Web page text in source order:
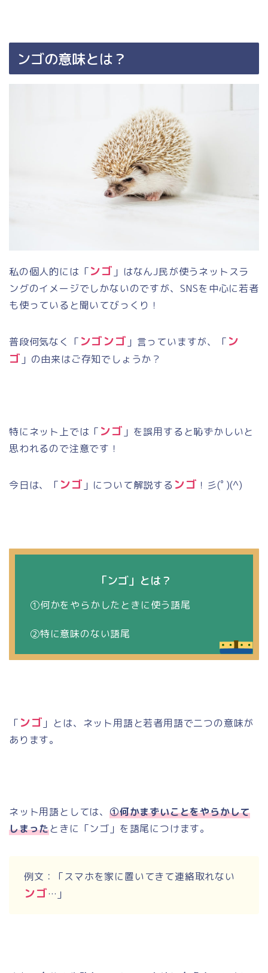
ンゴの意味とは？
私の個人的には「ンゴ 」はなんJ民が使うネットスラ
ングのイメージでしかないのですが、 SNSを中心に若者
も使っていると聞いてびっくり！
普段何気なく「 ンゴンゴ 」言っていますが、「 ン
ゴ 」の由来はご存知でしょうか？
特にネット上では「 ンゴ 」を誤用すると恥ずかしいと
思われるので注意です！
今日は、「 ンゴ 」について解説する ンゴ ！彡(ﾟ )(^)
「ンゴ」とは？
①何かをやらかしたときに使う語尾
②特に意味のない語尾
「 ンゴ 」とは、ネット用語と若者用語で二つの意味が
あります。
ネット用語としては、 ①何かまずいことをやらかして
しまったときに「ンゴ」を語尾につけます。
例文：「スマホを家に置いてきて連絡取れない
ンゴ…」